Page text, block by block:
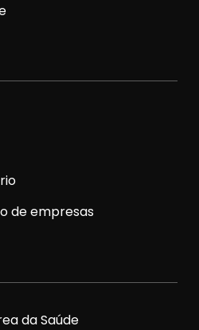
de empresas
da Saúde